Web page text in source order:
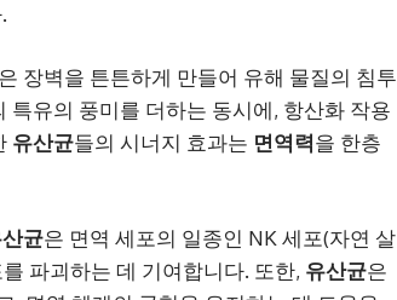
장벽을 튼튼하게 만들어 유해 물질의 침투
특유의 풍미를 더하는 동시에, 항산화 작용
유산균들의 시너지 효과는 면역력을 한층
균은 면역 세포의 일종인 NK 세포(자연 살
파괴하는 데 기여합니다. 또한, 유산균은